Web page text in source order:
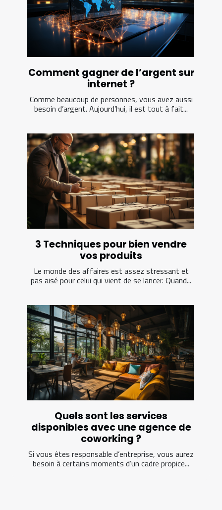
Comment gagner de l’argent sur
internet ?
Comme beaucoup de personnes, vous avez aussi
besoin d’argent. Aujourd’hui, il est tout à fait...
3 Techniques pour bien vendre
vos produits
Le monde des affaires est assez stressant et
pas aisé pour celui qui vient de se lancer. Quand...
Quels sont les services
disponibles avec une agence de
coworking ?
Si vous êtes responsable d’entreprise, vous aurez
besoin à certains moments d’un cadre propice...